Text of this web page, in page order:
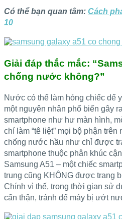
Có thể bạn quan tâm: Cách
10
Giải đáp thắc mắc:
chống nước không?”
Nước có thể làm hỏng chiếc dế
một nguyên nhân phổ biến gây
smartphone như hư màn hình,
chí làm “tê liệt” mọi bộ phận trên
chống nước hầu như chỉ được
smartphone thuộc phân khúc
Samsung A51 – một chiếc
trung cũng KHÔNG được trang
Chính vì thế, trong thời gian sử
cẩn thận, tránh để máy bị ướt